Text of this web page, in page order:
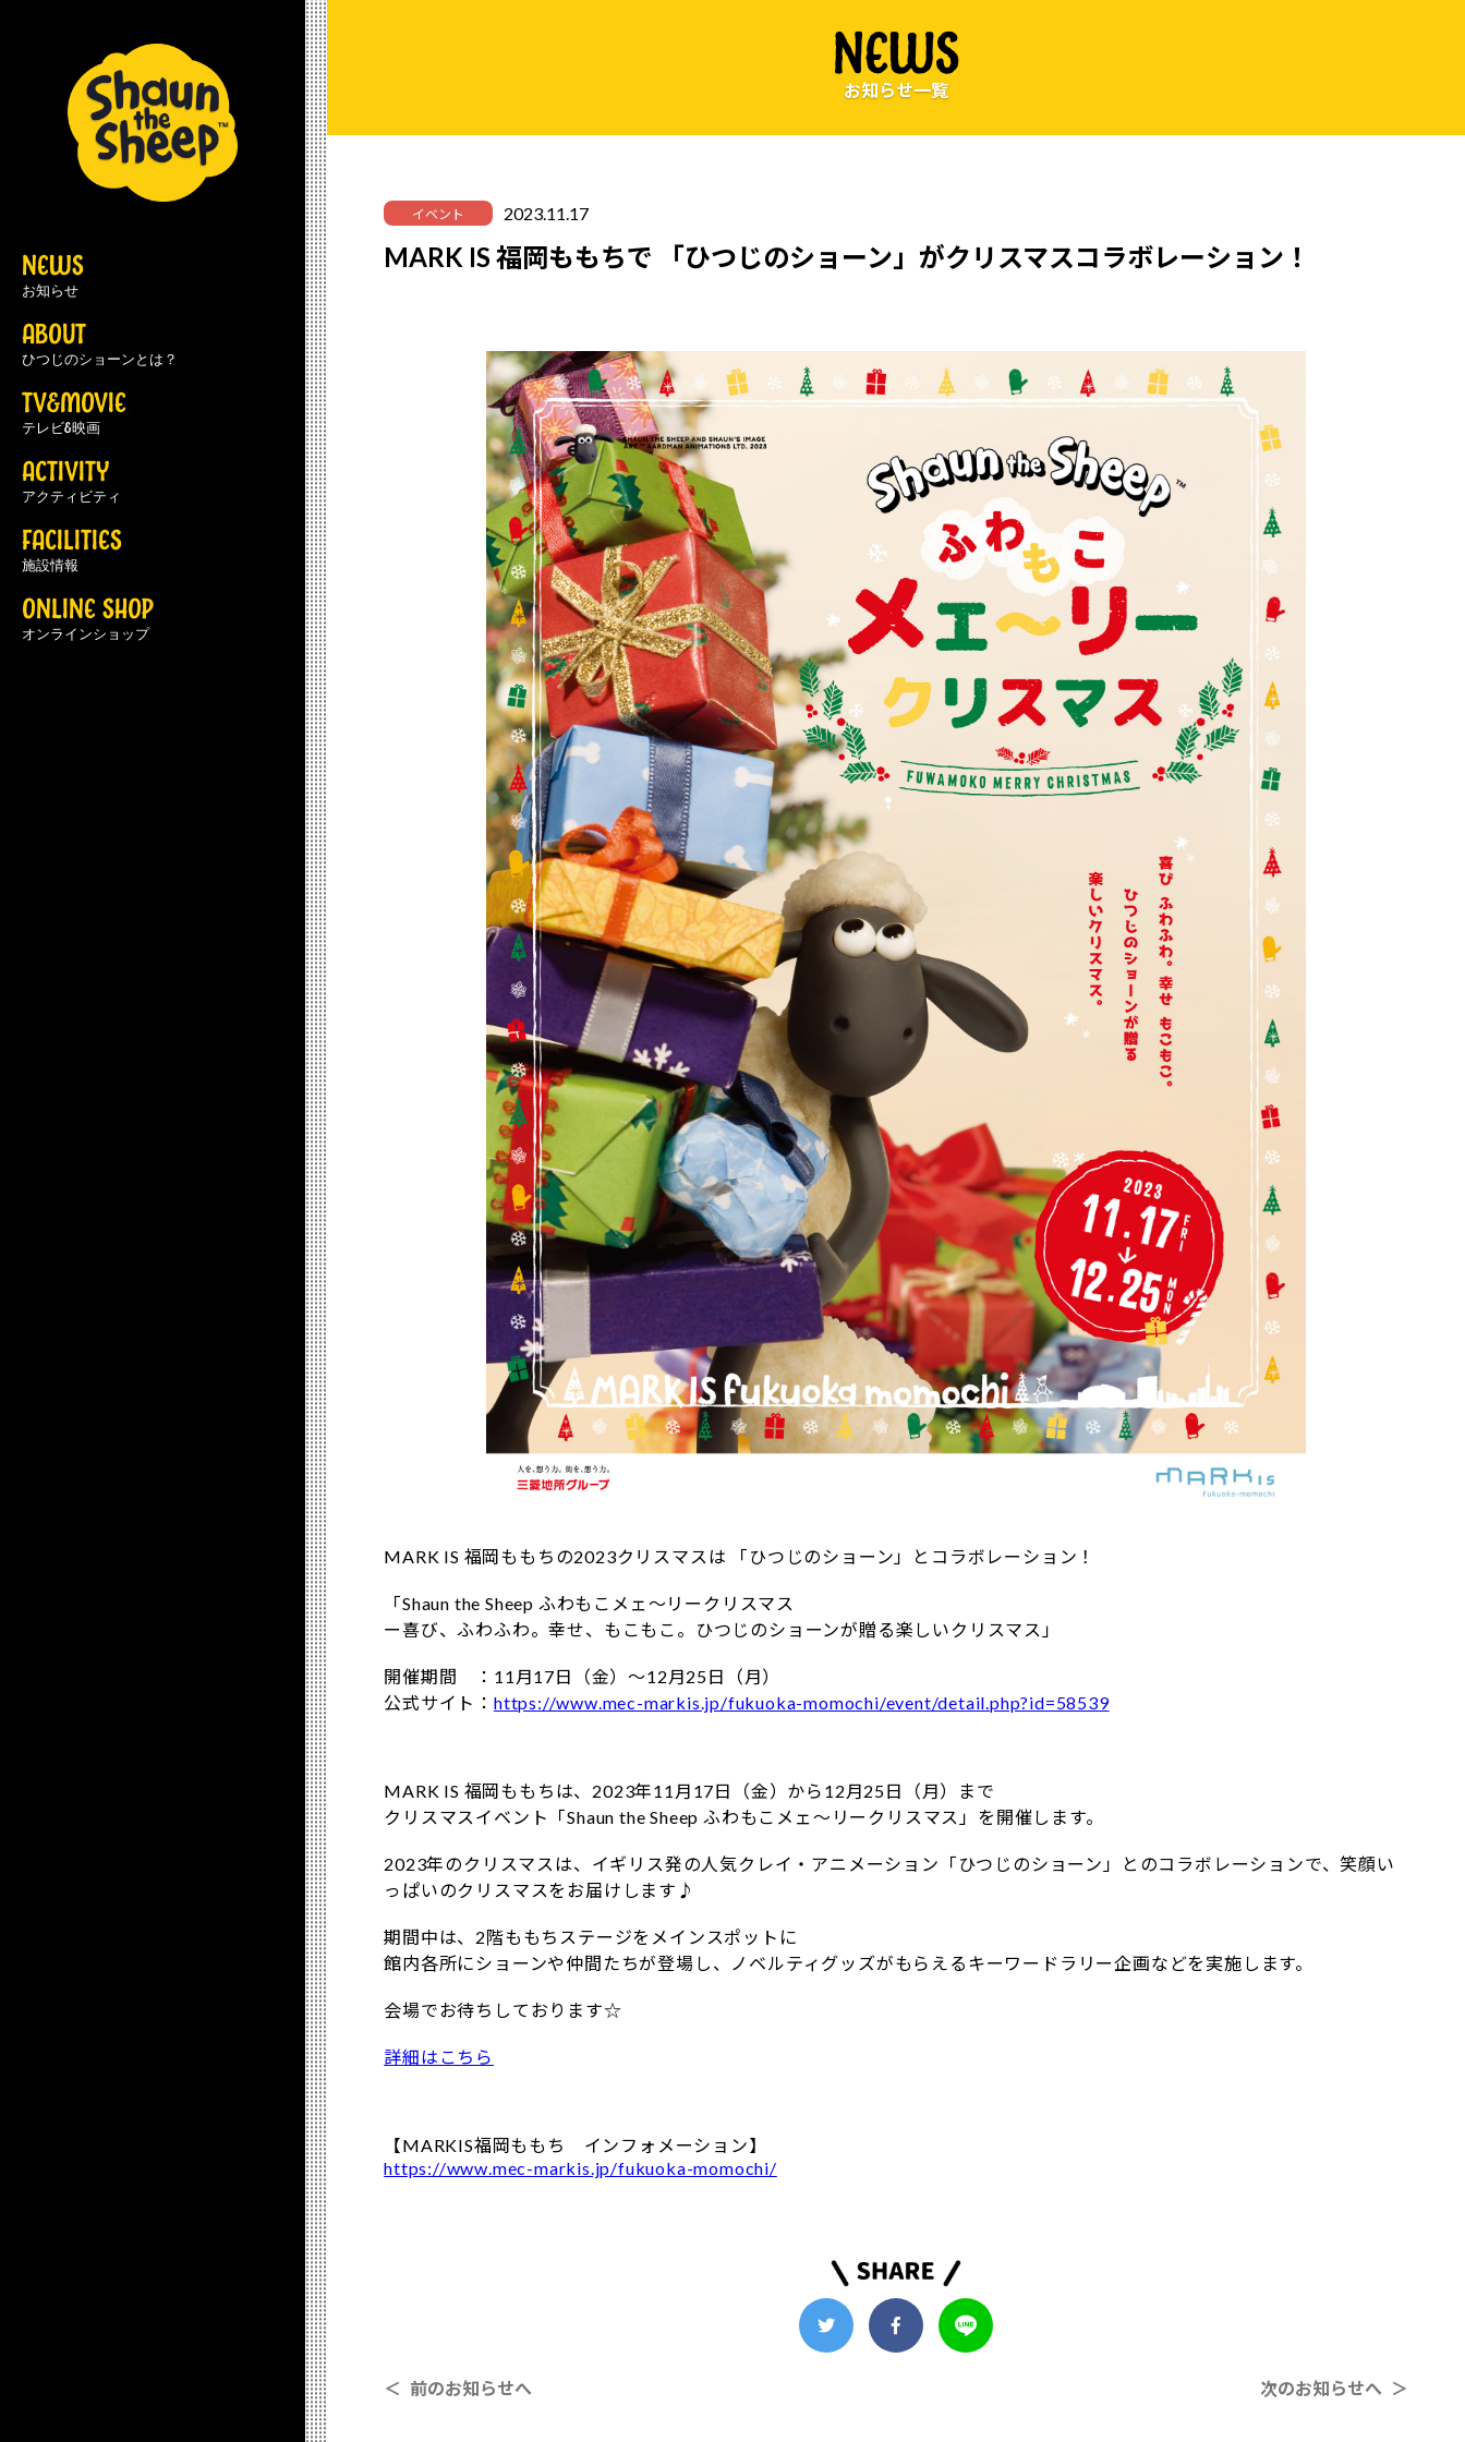
NEWS
お知らせ
ABOUT
ひつじのショーンとは？
TV&MOVIE
テレビ&映画
ACTIVITY
アクティビティ
FACILITIES
施設情報
ONLINE SHOP
オンラインショップ
NEWS
お知らせ一覧
イベント 2023.11.17
MARK IS 福岡ももちで 「ひつじのショーン」がクリスマスコラボレーション！
MARK IS 福岡ももちの2023クリスマスは 「ひつじのショーン」とコラボレーション！
「Shaun the Sheep ふわもこメェ～リークリスマス
ー喜び、ふわふわ。幸せ、もこもこ。ひつじのショーンが贈る楽しいクリスマス」
開催期間 ：11月17日（金）～12月25日（月）
公式サイト：https://www.mec-markis.jp/fukuoka-momochi/event/detail.php?id=58539
MARK IS 福岡ももちは、2023年11月17日（金）から12月25日（月）まで
クリスマスイベント「Shaun the Sheep ふわもこメェ～リークリスマス」を開催します。
2023年のクリスマスは、イギリス発の人気クレイ・アニメーション「ひつじのショーン」とのコラボレーションで、笑顔い
っぱいのクリスマスをお届けします♪
期間中は、2階ももちステージをメインスポットに
館内各所にショーンや仲間たちが登場し、ノベルティグッズがもらえるキーワードラリー企画などを実施します。
会場でお待ちしております☆
詳細はこちら
【MARKIS福岡ももち インフォメーション】
https://www.mec-markis.jp/fukuoka-momochi/
＜ 前のお知らせへ 次のお知らせへ ＞